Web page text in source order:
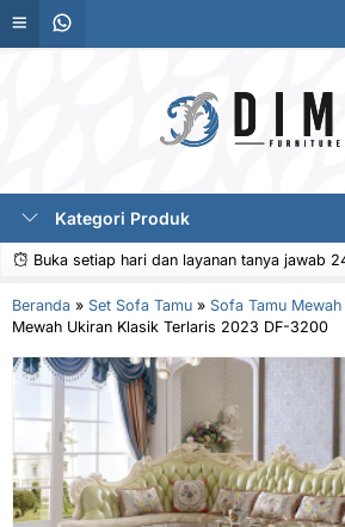
Kategori Produk
Buka setiap hari dan layanan tanya jawab
Beranda » Set Sofa Tamu » Sofa Tamu Mewah
Mewah Ukiran Klasik Terlaris 2023 DF-3200